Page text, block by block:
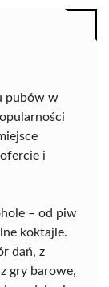
pubów w
i
– od piw
koktajle.
dań, z
gry barowe,